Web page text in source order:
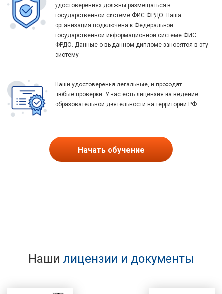
удостоверениях должны размещаться в
государственной системе ФИС ФРДО. Наша
организация подключена к Федеральной
государственной информационной системе ФИС
ФРДО. Данные о выданном дипломе заносятся в эту
систему
Наши удостоверения легальные, и проходят
любые проверки. У нас есть лицензия на ведение
образовательной деятельности на территории РФ
Начать обучение
Наши лицензии и документы